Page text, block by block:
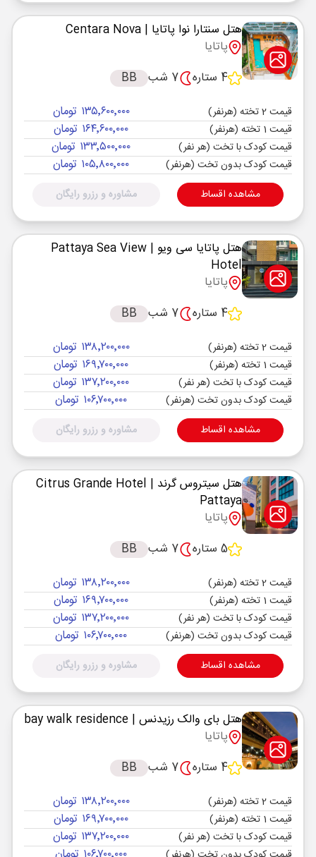
هتل سنتارا نوا پاتایا | Centara Nova
پاتایا
4 ستاره
7 شب BB
قیمت 2 تخته (هرنفر) ۱۳۵٬۶۰۰٬۰۰۰ تومان
قیمت 1 تخته (هرنفر) ۱۶۴٬۶۰۰٬۰۰۰ تومان
قیمت کودک با تخت (هر نفر) ۱۳۳٬۵۰۰٬۰۰۰ تومان
قیمت کودک بدون تخت (هرنفر) ۱۰۵٬۸۰۰٬۰۰۰ تومان
مشاهده اقساط مشاوره و رزرو رایگان
هتل پاتایا سی ویو
| Pattaya Sea View
Hotel
پاتایا
4 ستاره
7 شب BB
قیمت 2 تخته (هرنفر) ۱۳۸٬۲۰۰٬۰۰۰ تومان
قیمت 1 تخته (هرنفر) ۱۶۹٬۷۰۰٬۰۰۰ تومان
قیمت کودک با تخت (هر نفر) ۱۳۷٬۲۰۰٬۰۰۰ تومان
قیمت کودک بدون تخت (هرنفر) ۱۰۶٬۷۰۰٬۰۰۰ تومان
مشاهده اقساط مشاوره و رزرو رایگان
هتل سیتروس گرند
| Citrus Grande Hotel
Pattaya
پاتایا
5 ستاره
7 شب BB
قیمت 2 تخته (هرنفر) ۱۳۸٬۲۰۰٬۰۰۰ تومان
قیمت 1 تخته (هرنفر) ۱۶۹٬۷۰۰٬۰۰۰ تومان
قیمت کودک با تخت (هر نفر) ۱۳۷٬۲۰۰٬۰۰۰ تومان
قیمت کودک بدون تخت (هرنفر) ۱۰۶٬۷۰۰٬۰۰۰ تومان
مشاهده اقساط مشاوره و رزرو رایگان
هتل بای والک رزیدنس | bay walk residence
پاتایا
4 ستاره
7 شب BB
قیمت 2 تخته (هرنفر) ۱۳۸٬۲۰۰٬۰۰۰ تومان
قیمت 1 تخته (هرنفر) ۱۶۹٬۷۰۰٬۰۰۰ تومان
قیمت کودک با تخت (هر نفر) ۱۳۷٬۲۰۰٬۰۰۰ تومان